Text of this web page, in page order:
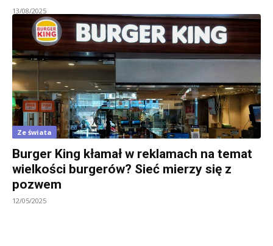
13/08/2025
Ze świata
Burger King kłamał w reklamach na temat
wielkości burgerów? Sieć mierzy się z
pozwem
12/05/2025